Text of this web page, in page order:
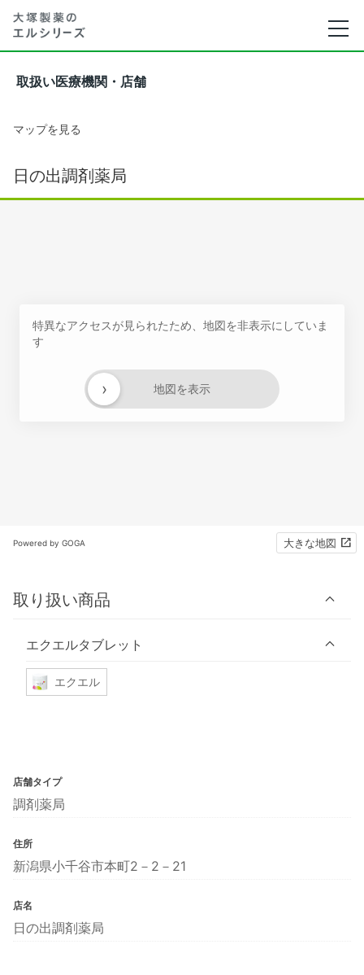
取扱い医療機関・店舗
マップを見る
日の出調剤薬局
特異なアクセスが見られたため、地図を非表示にしていま
す
地図を表示
›
Powered by GOGA 大きな地図
取り扱い商品
エクエルタブレット
エクエル
店舗タイプ
調剤薬局
住所
新潟県小千谷市本町2－2－21
店名
日の出調剤薬局